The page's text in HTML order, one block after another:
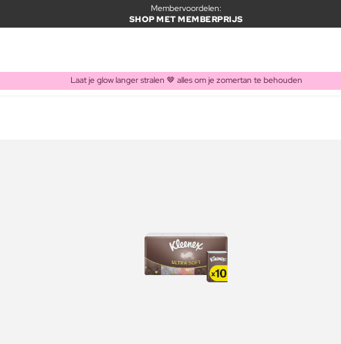
Membervoordelen:
SHOP MET MEMBERPRIJS
Laat je glow langer stralen 🤎 alles om je zomertan te behouden